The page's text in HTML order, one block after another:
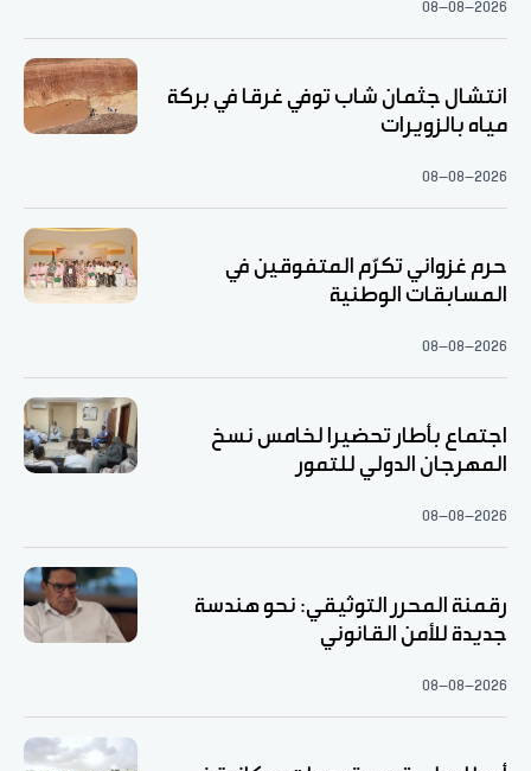
08-08-2026
انتشال جثمان شاب توفي غرقا في بركة
مياه بالزويرات
08-08-2026
حرم غزواني تكرّم المتفوقين في
المسابقات الوطنية
08-08-2026
اجتماع بأطار تحضيرا لخامس نسخ
المهرجان الدولي للتمور
08-08-2026
رقمنة المحرر التوثيقي: نحو هندسة
جديدة للأمن القانوني
08-08-2026